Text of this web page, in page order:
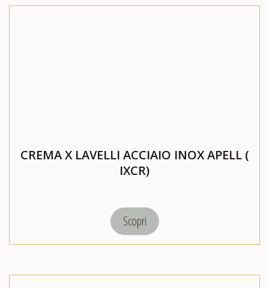
CREMA X LAVELLI ACCIAIO INOX APELL (
IXCR)
Scopri